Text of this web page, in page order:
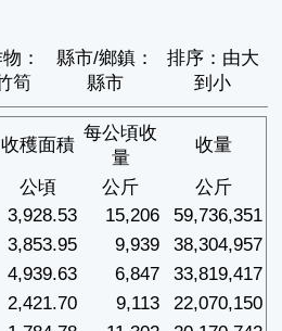
：
筍
縣市/鄉鎮：
縣市
排序：由大
到小
收穫面積
每公頃收
量
收量
公頃 公斤
公斤
3,928.53 15,206
59,736,351
3,853.95 9,939
38,304,957
4,939.63 6,847
33,819,417
2,421.70 9,113
22,070,150